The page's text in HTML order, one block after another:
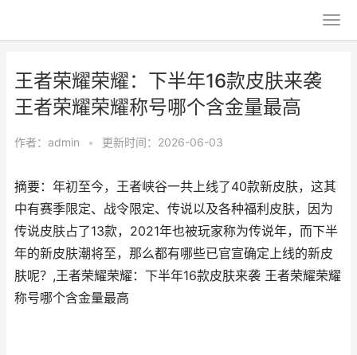
王者荣耀荣耀：下半年16款皮肤来袭
王者荣耀荣耀称号哪个含金量最高
作者： admin • 更新时间：2026-06-03
摘要：年初至今，王者峡谷一共上线了40款新皮肤，这其
中有赛季限定、战令限定、传说以及各种福利皮肤，因为
传说皮肤占了13款，2021年也被玩家称为传说年，而下半
年的新皮肤潮将至，那么都有哪些已官宣确定上线的新皮
肤呢？,王者荣耀荣耀：下半年16款皮肤来袭 王者荣耀荣耀
称号哪个含金量最高